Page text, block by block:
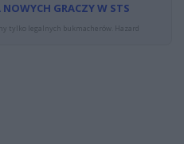
GRACZY W STS
tylko legalnych bukmacherów. Hazard